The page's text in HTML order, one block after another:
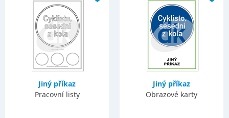
Jiný příkaz
Pracovní listy
Jiný příkaz
Obrazové karty